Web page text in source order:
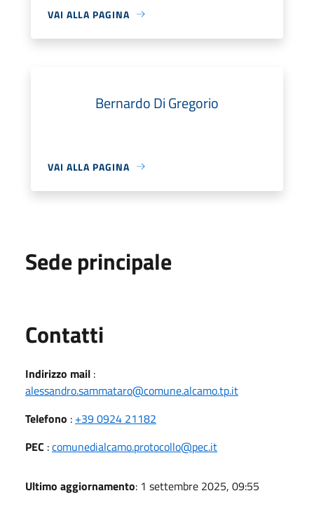
VAI ALLA PAGINA
Bernardo Di Gregorio
VAI ALLA PAGINA
Sede principale
Contatti
Indirizzo mail :
alessandro.sammataro@comune.alcamo.tp.it
Telefono : +39 0924 21182
PEC :comunedialcamo.protocollo@pec.it
Ultimo aggiornamento: 1 settembre 2025, 09:55